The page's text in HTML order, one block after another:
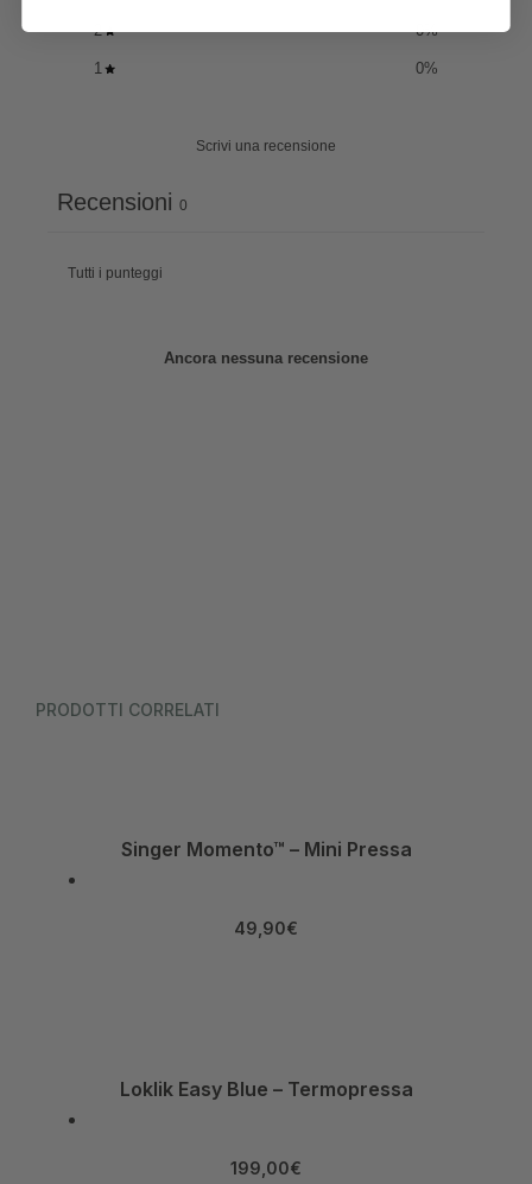
2 0%
1 0%
Scrivi una recensione
Recensioni 0
Ancora nessuna recensione
PRODOTTI CORRELATI
Singer Momento™ – Mini Pressa
49,90€
Loklik Easy Blue – Termopressa
199,00€